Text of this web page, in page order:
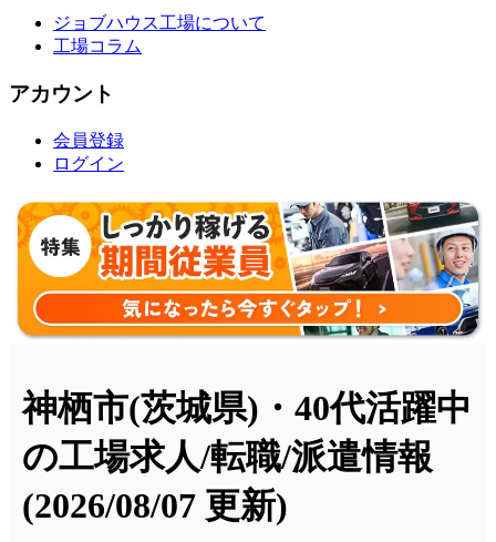
ジョブハウス工場について
工場コラム
アカウント
会員登録
ログイン
神栖市(茨城県)・40代活躍中
の工場求人/転職/派遣情報
(2026/08/07 更新)